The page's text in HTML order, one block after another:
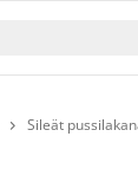
 Sileät